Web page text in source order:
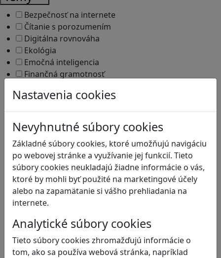
Nastavenia cookies
Nevyhnutné súbory cookies
Základné súbory cookies, ktoré umožňujú navigáciu
po webovej stránke a využívanie jej funkcií. Tieto
súbory cookies neukladajú žiadne informácie o vás,
ktoré by mohli byť použité na marketingové účely
alebo na zapamätanie si vášho prehliadania na
internete.
Analytické súbory cookies
Tieto súbory cookies zhromažďujú informácie o
tom, ako sa používa webová stránka, napríklad
Bezpečnosť na internete
Čítanie s porozumením
Digitálna rovnováha
Ekológia
Emočná inteligencia
Finančná gramotnosť
Kreativita
Kritické myslenie
Kultúrne dedičstvo
Kyberšikana
Logické myslenie
Ľudské práva a tolerancia
Mediálna gramotnosť
Motorika a koncentrácia
Podnikavosť a inovácie
Prírodné vedy / STEM
Sociálne zručnosti a kooperácia
Strategické myslenie
Zdravie a pohyb